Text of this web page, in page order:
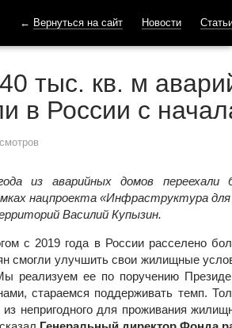
← Вернуться на сайт Новости
тыс. кв. м
в России с
из аварийных домов
нацпроекта «Инфраструктура
Василий Купызин.
с 2019 года в России расселено
смогли улучшить свои жилищные
реализуем ее по поручению
стараемся поддерживать темп.
из непригодного для проживания